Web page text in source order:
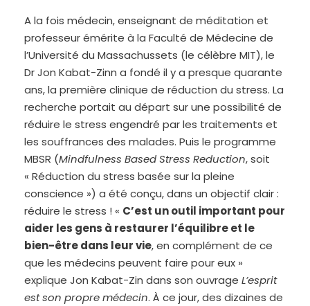
A la fois médecin, enseignant de méditation et
professeur émérite à la Faculté de Médecine de
l’Université du Massachussets (le célèbre MIT), le
Dr Jon Kabat-Zinn a fondé il y a presque quarante
ans, la première clinique de réduction du stress. La
recherche portait au départ sur une possibilité de
réduire le stress engendré par les traitements et
les souffrances des malades. Puis le programme
MBSR (Mindfulness Based Stress Reduction, soit
« Réduction du stress basée sur la pleine
conscience ») a été conçu, dans un objectif clair :
réduire le stress ! « C’est un outil important pour
aider les gens à restaurer l’équilibre et le
bien-être dans leur vie, en complément de ce
que les médecins peuvent faire pour eux »
explique Jon Kabat-Zin dans son ouvrage L’esprit
est son propre médecin. À ce jour, des dizaines de